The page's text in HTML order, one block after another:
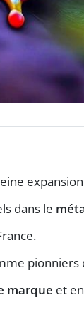
dans le
pionniers
marque et